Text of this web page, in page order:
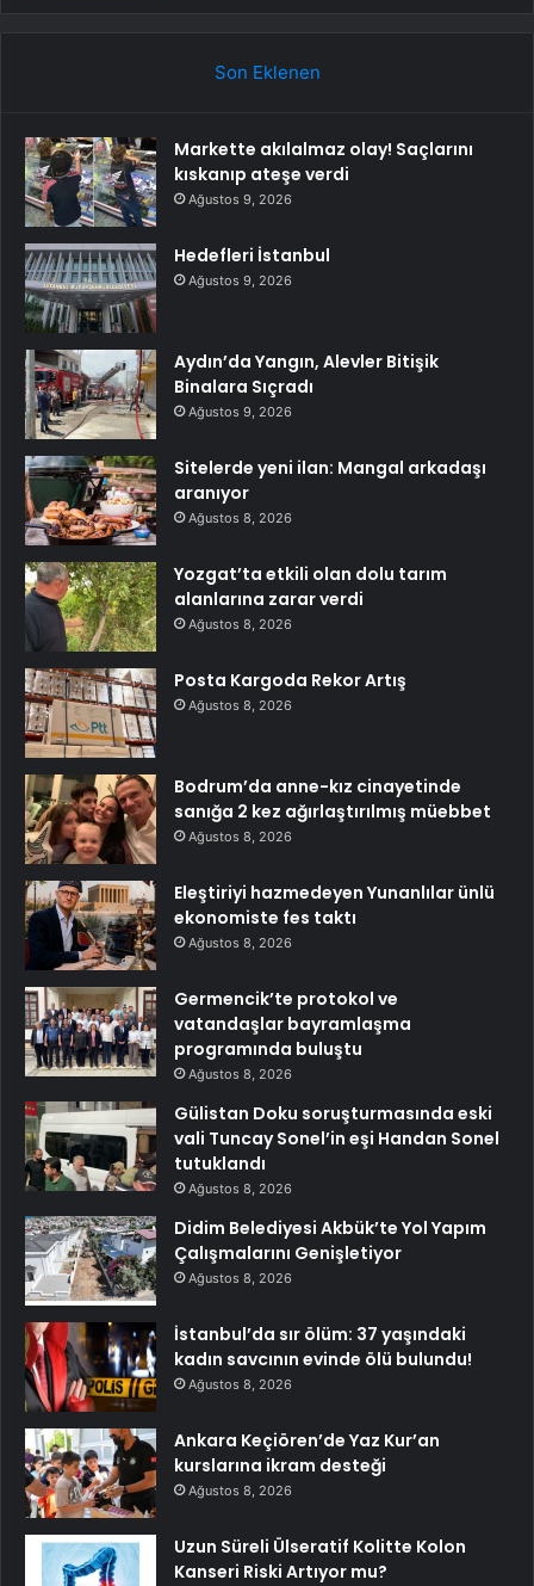
Son Eklenen
Markette akılalmaz olay! Saçlarını
kıskanıp ateşe verdi
Ağustos 9, 2026
Hedefleri İstanbul
Ağustos 9, 2026
Aydın’da Yangın, Alevler Bitişik
Binalara Sıçradı
Ağustos 9, 2026
Sitelerde yeni ilan: Mangal arkadaşı
aranıyor
Ağustos 8, 2026
Yozgat’ta etkili olan dolu tarım
alanlarına zarar verdi
Ağustos 8, 2026
Posta Kargoda Rekor Artış
Ağustos 8, 2026
Bodrum’da anne-kız cinayetinde
sanığa 2 kez ağırlaştırılmış müebbet
Ağustos 8, 2026
Eleştiriyi hazmedeyen Yunanlılar ünlü
ekonomiste fes taktı
Ağustos 8, 2026
Germencik’te protokol ve
vatandaşlar bayramlaşma
programında buluştu
Ağustos 8, 2026
Gülistan Doku soruşturmasında eski
vali Tuncay Sonel’in eşi Handan Sonel
tutuklandı
Ağustos 8, 2026
Didim Belediyesi Akbük’te Yol Yapım
Çalışmalarını Genişletiyor
Ağustos 8, 2026
İstanbul’da sır ölüm: 37 yaşındaki
kadın savcının evinde ölü bulundu!
Ağustos 8, 2026
Ankara Keçiören’de Yaz Kur’an
kurslarına ikram desteği
Ağustos 8, 2026
Uzun Süreli Ülseratif Kolitte Kolon
Kanseri Riski Artıyor mu?